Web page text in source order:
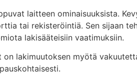
laitteen ominaisuuksista.
tai rekisteröintiä. Sen sijaan
lakisääteisiin vaatimuksiin.
lakimuutoksen myötä